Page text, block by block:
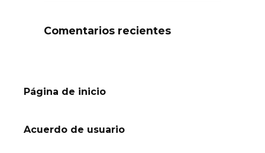
Comentarios recientes
Página de inicio
Acuerdo de usuario